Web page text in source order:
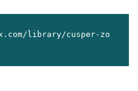
library/cusper-zo